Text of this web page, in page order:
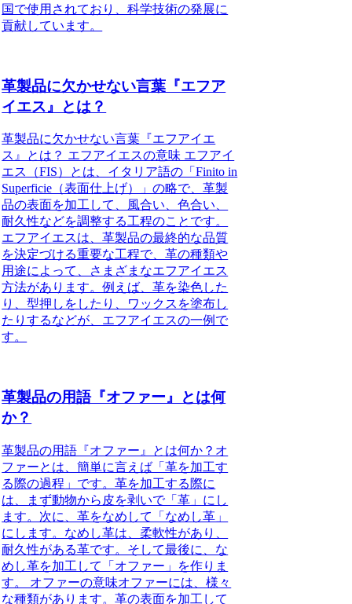
国で使用されており、科学技術の発展に
貢献しています。
革製品に欠かせない言葉『エフア
イエス』とは？
革製品に欠かせない言葉『エフアイエ
ス』とは？ エフアイエスの意味 エフアイ
エス（FIS）とは、イタリア語の「Finito in
Superficie（表面仕上げ）」の略で、革製
品の表面を加工して、風合い、色合い、
耐久性などを調整する工程のことです。
エフアイエスは、革製品の最終的な品質
を決定づける重要な工程で、革の種類や
用途によって、さまざまなエフアイエス
方法があります。例えば、革を染色した
り、型押しをしたり、ワックスを塗布し
たりするなどが、エフアイエスの一例で
す。
革製品の用語『オファー』とは何
か？
革製品の用語『オファー』とは何か？オ
ファーとは、簡単に言えば「革を加工す
る際の過程」です。革を加工する際に
は、まず動物から皮を剥いで「革」にし
ます。次に、革をなめして「なめし革」
にします。なめし革は、柔軟性があり、
耐久性がある革です。そして最後に、な
めし革を加工して「オファー」を作りま
す。 オファーの意味オファーには、様々
な種類があります。革の表面を加工して